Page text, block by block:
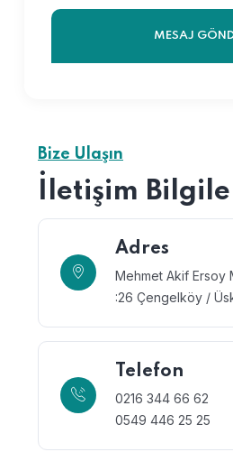
MESAJ
Bize Ulaşın
İletişim
Adres
Mehmet Akif Ersoy
:26 Çengelköy /
Telefon
0216 344 66 62
0549 446 25 25